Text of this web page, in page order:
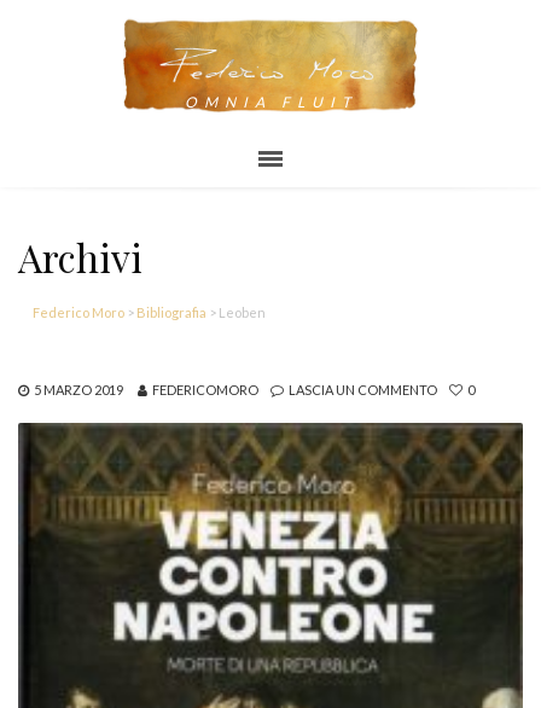
OMNIA FLUIT
Archivi
Federico Moro > Bibliografia > Leoben
5 MARZO 2019 FEDERICOMORO LASCIA UN COMMENTO 0